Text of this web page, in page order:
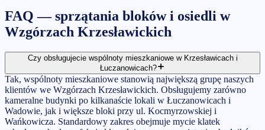
FAQ —sprzątania bloków i osiedli w
Wzgórzach Krzesławickich
Czy obsługujecie wspólnoty mieszkaniowe w Krzesławicach i
Łuczanowicach?
Tak, wspólnoty mieszkaniowe stanowią największą grupę naszych
klientów we Wzgórzach Krzesławickich. Obsługujemy zarówno
kameralne budynki po kilkanaście lokali w Łuczanowicach i
Wadowie, jak i większe bloki przy ul. Kocmyrzowskiej i
Wańkowicza. Standardowy zakres obejmuje mycie klatek